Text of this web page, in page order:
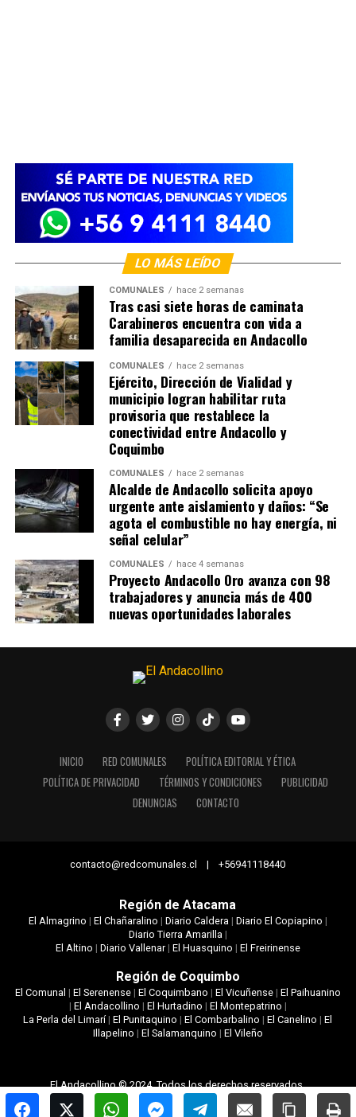
LO MÁS LEÍDO
COMUNALES hace 2 semanas
Tras casi siete horas de caminata
Carabineros encuentra con vida a
familia desaparecida en Andacollo
COMUNALES hace 2 semanas
Ejército, Dirección de Vialidad y
municipio logran habilitar ruta
provisoria que restablece la
conectividad entre Andacollo y
Coquimbo
COMUNALES hace 2 semanas
Alcalde de Andacollo solicita apoyo
urgente ante aislamiento y daños: “Se
agota el combustible no hay energía, ni
señal celular”
COMUNALES hace 4 semanas
Proyecto Andacollo Oro avanza con 98
trabajadores y anuncia más de 400
nuevas oportunidades laborales
INICIO RED COMUNALES
POLÍTICA EDITORIAL Y ÉTICA
POLÍTICA DE PRIVACIDAD
TÉRMINOS Y CONDICIONES
PUBLICIDAD
DENUNCIAS
CONTACTO
contacto@redcomunales.cl | +56941118440
Región de Atacama
El Almagrino | El Chañaralino | Diario Caldera| Diario El Copiapino |
Diario Tierra Amarilla|
El Altino | Diario Vallenar| El Huasquino | El Freirinense
Región de Coquimbo
El Comunal | El Serenense| El Coquimbano | El Vicuñense| El Paihuanino
| El Andacollino | El Hurtadino | El Montepatrino |
La Perla del Limarí|El Punitaquino |El Combarbalino |El Canelino |El
Illapelino | El Salamanquino | El Vileño
El Andacollino © 2024. Todos los derechos reservados.